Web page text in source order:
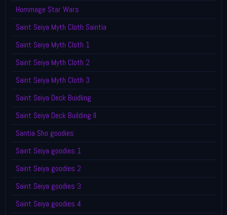
Hommage Star Wars
Saint Seiya Myth Cloth Saintia
Saint Seiya Myth Cloth 1
Saint Seiya Myth Cloth 2
Saint Seiya Myth Cloth 3
Saint Seiya Deck Buidling
Saint Seiya Deck Building II
Santia Sho goodies
Saint Seiya goodies 1
Saint Seiya goodies 2
Saint Seiya goodies 3
Saint Seiya goodies 4